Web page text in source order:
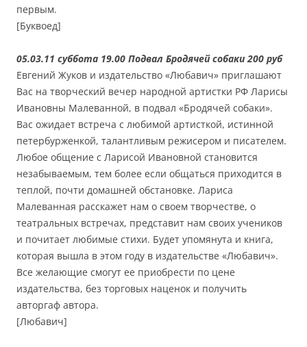
первым.
[Буквоед]
05.03.11 суббота 19.00 Подвал Бродячей собаки 200 руб
Евгений Жуков и издательство «Любавич» приглашают
Вас на творческий вечер народной артистки РФ Ларисы
Ивановны Малеванной, в подвал «Бродячей собаки».
Вас ожидает встреча с любимой артисткой, истинной
петербурженкой, талантливым режисером и писателем.
Любое общение с Ларисой Ивановной становится
незабываемым, тем более если общаться приходится в
теплой, почти домашней обстановке. Лариса
Малеванная расскажет нам о своем творчестве, о
театральных встречах, представит нам своих учеников
и почитает любимые стихи. Будет упомянута и книга,
которая вышла в этом году в издательстве «Любавич».
Все желающие смогут ее приобрести по цене
издательства, без торговых наценок и получить
авторгаф автора.
[Любавич]